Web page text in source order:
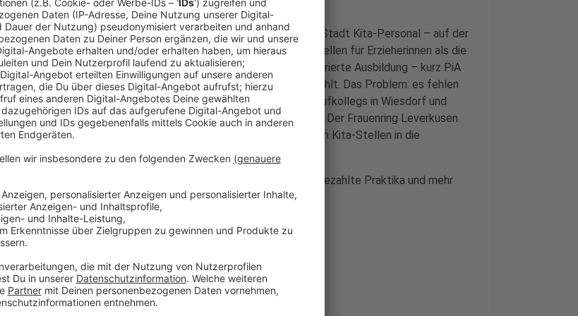
Es klingt fast ein bisschen paradox: auf der einen Seite fehlt der Stadt Kita-Personal – auf der
anderen Seite gibt es viel mehr Bewerber auf freie Ausbildungsstellen für Erzieherinnen als die
Stadt einstellen kann. Sie alle würden gerne eine neue praxisintegrierte Ausbildung – kurz PiA
– machen. Hier werden Azubis schon ab dem ersten Lehrjahr bezahlt. Das Problem: es fehlen
Schulplätze. Deshalb will die Stadt in Zukunft enger mit dem Berufkollegs in Wiesdorf und
Wermelskirchen zusammenarbeiten, um mehr Plätze zu schaffen. Der Frauenring Leverkusen
schlägt außerdem vor, übriges Personalbudget aus nicht besetzen Kita-Stellen in die
Ausbildung zu stecken.
Um mehr Personal zu gewinnen, denkt die Stadt außerdem über bezahlte Praktika und mehr
Bundesfreiwilligendienstler nach.
Anzeige
Weitere Meldungen aus Leverkusen
Anzeige